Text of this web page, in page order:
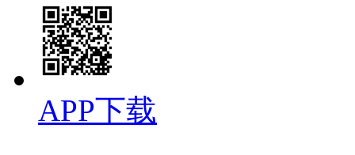
APP下载